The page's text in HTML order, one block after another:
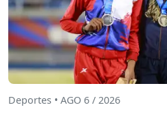
Deportes • AGO 6 / 2026